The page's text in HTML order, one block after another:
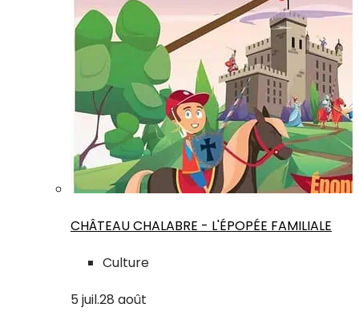
CHÂTEAU CHALABRE - L'ÉPOPÉE FAMILIALE
Culture
5 juil.28 août